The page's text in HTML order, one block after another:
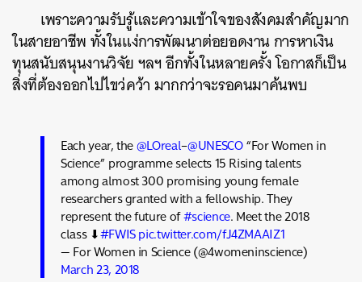
เพราะความรับรู้และความเข้าใจของสังคมสำคัญมาก
ในสายอาชีพ ทั้งในแง่การพัฒนาต่อยอดงาน การหาเงิน
ทุนสนับสนุนงานวิจัย ฯลฯ อีกทั้งในหลายครั้ง โอกาสก็เป็น
สิ่งที่ต้องออกไปไขว่คว้า มากกว่าจะรอคนมาค้นพบ
Each year, the@LOreal–@UNESCO“For Women in
Science” programme selects 15 Rising talents
among almost 300 promising young female
researchers granted with a fellowship. They
represent the future of#science. Meet the 2018
class ⬇#FWISpic.twitter.com/fJ4ZMAAIZ1
— For Women in Science (@4womeninscience)
March 23, 2018